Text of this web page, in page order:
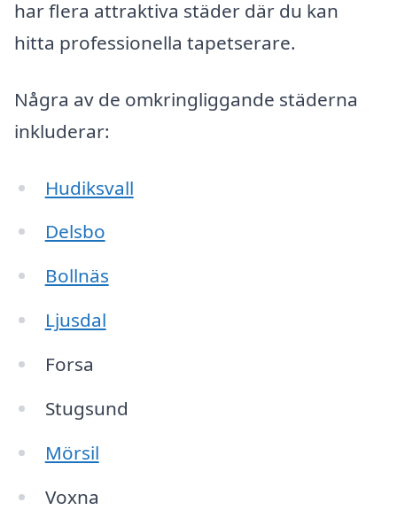
har flera attraktiva städer där du kan
hitta professionella tapetserare.
Några av de omkringliggande städerna
inkluderar:
Hudiksvall
Delsbo
Bollnäs
Ljusdal
Forsa
Stugsund
Mörsil
Voxna